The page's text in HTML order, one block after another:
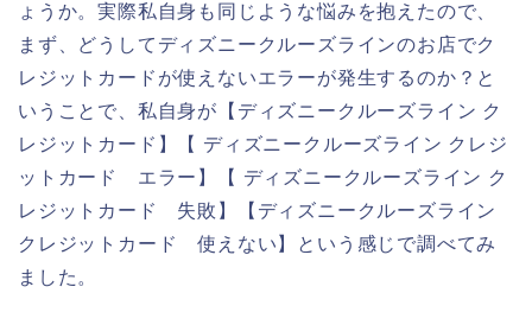
ょうか。実際私自身も同じような悩みを抱えたので、
まず、どうしてディズニークルーズラインのお店でク
レジットカードが使えないエラーが発生するのか？と
いうことで、私自身が【ディズニークルーズライン ク
レジットカード】【 ディズニークルーズライン クレジ
ットカード エラー】【 ディズニークルーズライン ク
レジットカード 失敗】【ディズニークルーズライン
クレジットカード 使えない】という感じで調べてみ
ました。